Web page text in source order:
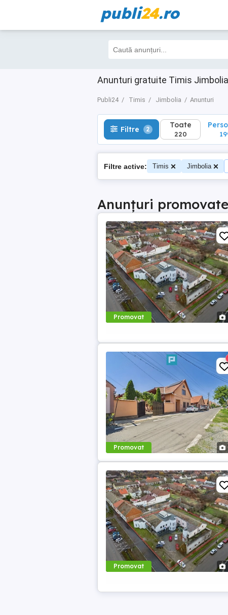
publi24.ro
Anunturi gratuite Timis Jimbolia
Publi24 Timis Jimbolia Anunturi
Filtre 2 Toate
220
Filtre 2 Toate
220
Filtre active: Timis Jimbolia
Anunțuri promovate
Promovat
Promovat
Promovat